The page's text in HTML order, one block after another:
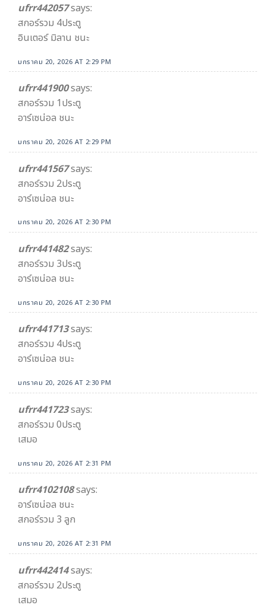
ufrr442057says:
สกอร์รวม 4ประตู
อินเตอร์ มิลาน ชนะ
มกราคม 20, 2026 AT 2:29 PM
ufrr441900says:
สกอร์รวม 1ประตู
อาร์เซน่อล ชนะ
มกราคม 20, 2026 AT 2:29 PM
ufrr441567says:
สกอร์รวม 2ประตู
อาร์เซน่อล ชนะ
มกราคม 20, 2026 AT 2:30 PM
ufrr441482says:
สกอร์รวม 3ประตู
อาร์เซน่อล ชนะ
มกราคม 20, 2026 AT 2:30 PM
ufrr441713says:
สกอร์รวม 4ประตู
อาร์เซน่อล ชนะ
มกราคม 20, 2026 AT 2:30 PM
ufrr441723says:
สกอร์รวม 0ประตู
เสมอ
มกราคม 20, 2026 AT 2:31 PM
ufrr4102108says:
อาร์เซน่อล ชนะ
สกอร์รวม 3 ลูก
มกราคม 20, 2026 AT 2:31 PM
ufrr442414says:
สกอร์รวม 2ประตู
เสมอ